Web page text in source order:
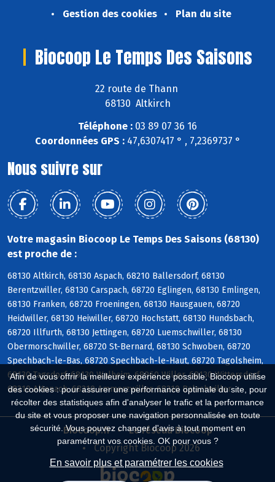
Afin de vous offrir la meilleure expérience possible, Biocoop utilise
des cookies : pour assurer une performance optimale du site, pour
récolter des statistiques afin d'analyser le trafic et la performance
du site et vous proposer une navigation personnalisée en toute
sécurité. Vous pouvez changer d'avis à tout moment en
paramétrant vos cookies. OK pour vous ?
En savoir plus et paramétrer les cookies
Gestion des cookies
Plan du site
Biocoop Le Temps Des Saisons
22 route de Thann
68130 Altkirch
Téléphone : 03 89 07 36 16
Coordonnées GPS :47,6307417 ° , 7,2369737 °
Nous suivre sur
Votre magasin Biocoop Le Temps Des Saisons (68130)
est proche de :
68130 Altkirch, 68130 Aspach, 68210 Ballersdorf, 68130
Berentzwiller, 68130 Carspach, 68720 Eglingen, 68130 Emlingen,
68130 Franken, 68720 Froeningen, 68130 Hausgauen, 68720
Heidwiller, 68130 Heiwiller, 68720 Hochstatt, 68130 Hundsbach,
68720 Illfurth, 68130 Jettingen, 68720 Luemschwiller, 68130
Obermorschwiller, 68720 St-Bernard, 68130 Schwoben, 68720
Spechbach-le-Bas, 68720 Spechbach-le-Haut, 68720 Tagolsheim,
68130 Tagsdorf, 68130 Walheim, 68960 Willer, 68130 Wittersdorf,
68210 Altenach, 68210 Ammerzwiller, 68210 Balschwiller
Biocoop.fr
Le réseau Biocoop
Copyright Biocoop 2026